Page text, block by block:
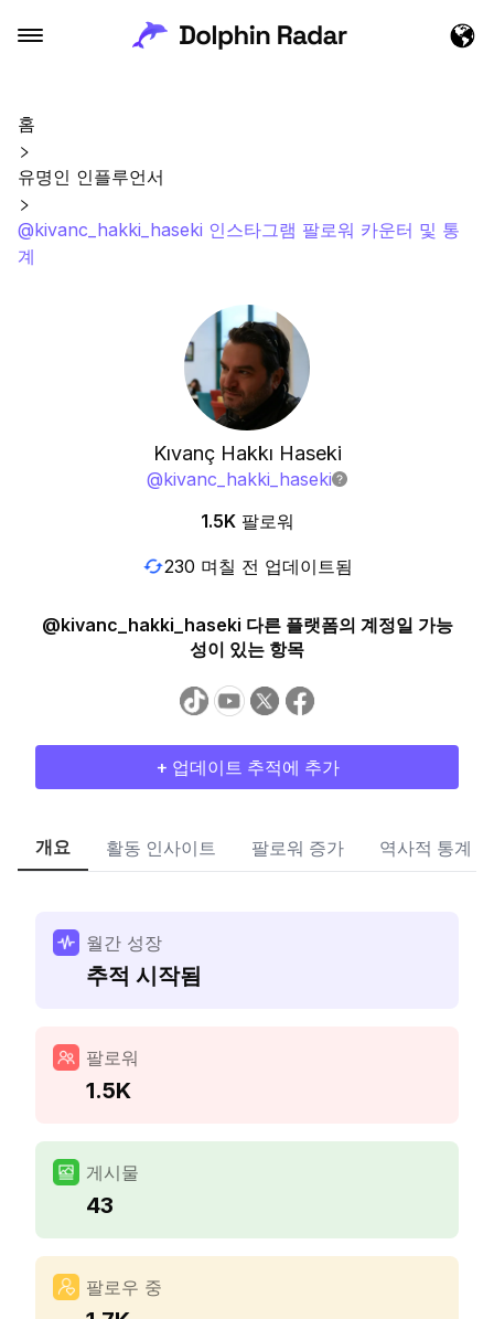
홈
유명인 인플루언서
@kivanc_hakki_haseki 인스타그램 팔로워 카운터 및 통
계
Kıvanç Hakkı Haseki
@kivanc_hakki_haseki
1.5K 팔로워
230 며칠 전 업데이트됨
@kivanc_hakki_haseki 다른 플랫폼의 계정일 가능
성이 있는 항목
+ 업데이트 추적에 추가
개요 활동 인사이트 팔로워 증가 역사적 통계
월간 성장
추적 시작됨
팔로워
1.5K
게시물
43
팔로우 중